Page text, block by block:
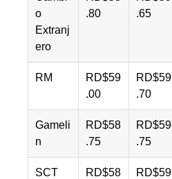
o
Extranj
ero
.80
.65
RM
RD$59
.00
RD$59
.70
Gameli
n
RD$58
.75
RD$59
.75
SCT
RD$58
RD$59